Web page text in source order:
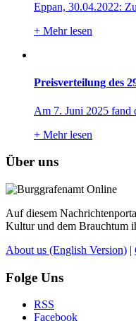
Eppan, 30.04.2022:
+ Mehr lesen
Preisverteilung des
Am 7. Juni 2025 fand
+ Mehr lesen
Über uns
Auf diesem
Kultur und dem Brauchtum
About us (English Version) |
Folge Uns
RSS
Facebook